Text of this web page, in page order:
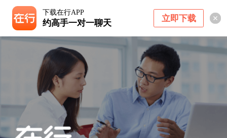
下载在行APP
约高手一对一聊天 立即下载